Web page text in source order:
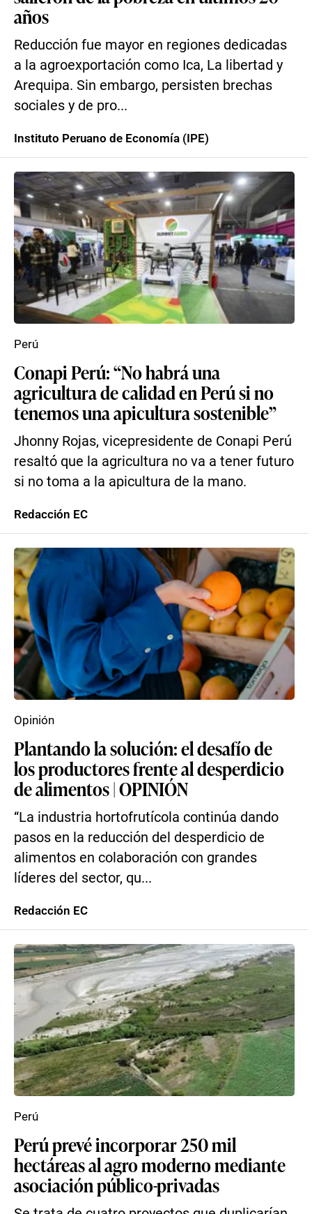
años
Reducción fue mayor en regiones dedicadas
a la agroexportación como Ica, La libertad y
Arequipa. Sin embargo, persisten brechas
sociales y de pro...
Instituto Peruano de Economía (IPE)
Conapi Perú: “No habrá una
agricultura de calidad en Perú si no
tenemos una apicultura sostenible”
Jhonny Rojas, vicepresidente de Conapi Perú
resaltó que la agricultura no va a tener futuro
si no toma a la apicultura de la mano.
Perú
Redacción EC
Plantando la solución: el desafío de
los productores frente al desperdicio
de alimentos | OPINIÓN
“La industria hortofrutícola continúa dando
pasos en la reducción del desperdicio de
alimentos en colaboración con grandes
líderes del sector, qu...
Opinión
Redacción EC
Perú prevé incorporar 250 mil
hectáreas al agro moderno mediante
asociación público-privadas
Perú